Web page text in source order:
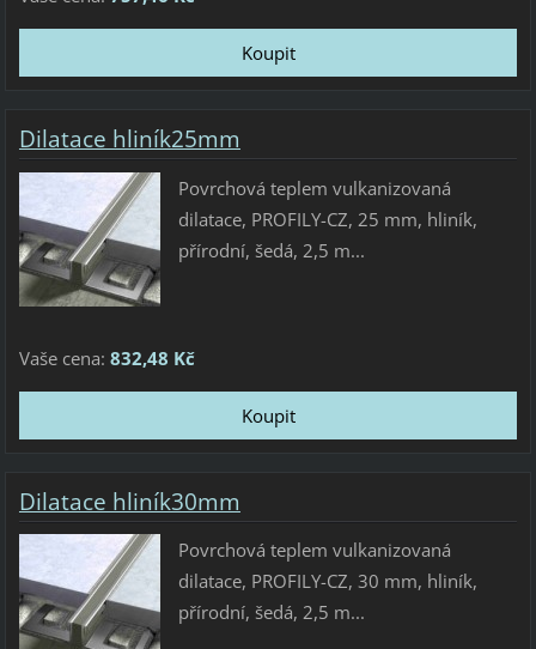
Dilatace hliník25mm
Povrchová teplem vulkanizovaná
dilatace, PROFILY-CZ, 25 mm, hliník,
přírodní, šedá, 2,5 m...
Vaše cena: 832,48 Kč
Dilatace hliník30mm
Povrchová teplem vulkanizovaná
dilatace, PROFILY-CZ, 30 mm, hliník,
přírodní, šedá, 2,5 m...